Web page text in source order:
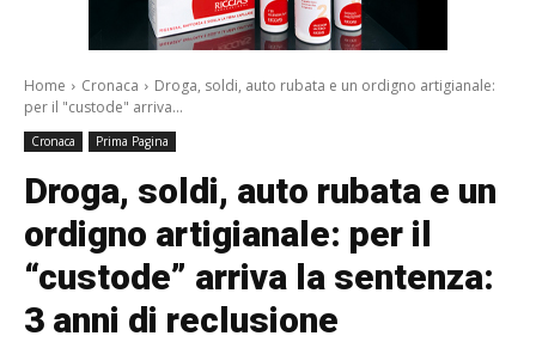
Home Cronaca
Droga, soldi, auto rubata e un ordigno artigianale:
per il "custode" arriva...
Cronaca Prima Pagina
Droga, soldi, auto rubata e un
ordigno artigianale: per il
“custode” arriva la sentenza:
3 anni di reclusione